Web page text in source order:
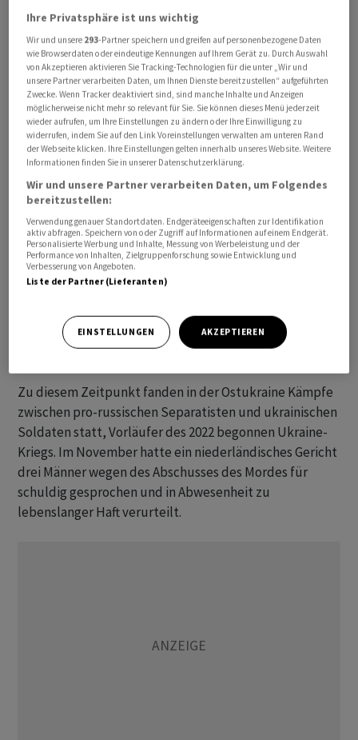
Es handelt sich um eine verfahrensrechtlichen Schritt,
nicht. Der Beschluss zeigt jedoch, dass nach Ansicht des
Gerichts Russland für Menschenrechtsverletzungen in
den ostukrainischen Regionen Luhansk und Donezk
verantwortlich gemacht werden kann.
Weg von Amsterdam nach Kuala Lumpur abgeschossen.
Alle 298 Menschen an Bord des Passagierflugzeugs - die
meisten von ihnen Niederländer - starben.
Zu diesem Zeitpunkt fanden in der Ostukraine Kämpfe
zwischen pro-russischen Separatisten und ukrainischen
Soldaten statt, Vorläufer des 2022 begonnen Ukraine-
Kriegs. Im November hatte ein niederländisches Gericht
drei Männer wegen des Abschusses des Mordes für
schuldig gesprochen und in Abwesenheit zu
lebenslanger Haft verurteilt.
Ihre Privatsphäre ist uns wichtig
Wir und unsere 293-Partner speichern und greifen auf personenbezogene Daten
wie Browserdaten oder eindeutige Kennungen auf Ihrem Gerät zu. Durch Auswahl
von Akzeptieren aktivieren Sie Tracking-Technologien für die unter „Wir und
unsere Partner verarbeiten Daten, um Ihnen Dienste bereitzustellen“ aufgeführten
Zwecke. Wenn Tracker deaktiviert sind, sind manche Inhalte und Anzeigen
möglicherweise nicht mehr so relevant für Sie. Sie können dieses Menü jederzeit
wieder aufrufen, um Ihre Einstellungen zu ändern oder Ihre Einwilligung zu
widerrufen, indem Sie auf den Link Voreinstellungen verwalten am unteren Rand
der Webseite klicken. Ihre Einstellungen gelten innerhalb unseres Website. Weitere
Informationen finden Sie in unserer Datenschutzerklärung.
Wir und unsere Partner verarbeiten Daten, um Folgendes
bereitzustellen:
Verwendung genauer Standortdaten. Endgeräteeigenschaften zur Identifikation
aktiv abfragen. Speichern von oder Zugriff auf Informationen auf einem Endgerät.
Personalisierte Werbung und Inhalte, Messung von Werbeleistung und der
Performance von Inhalten, Zielgruppenforschung sowie Entwicklung und
Verbesserung von Angeboten.
Liste der Partner (Lieferanten)
EINSTELLUNGEN AKZEPTIEREN